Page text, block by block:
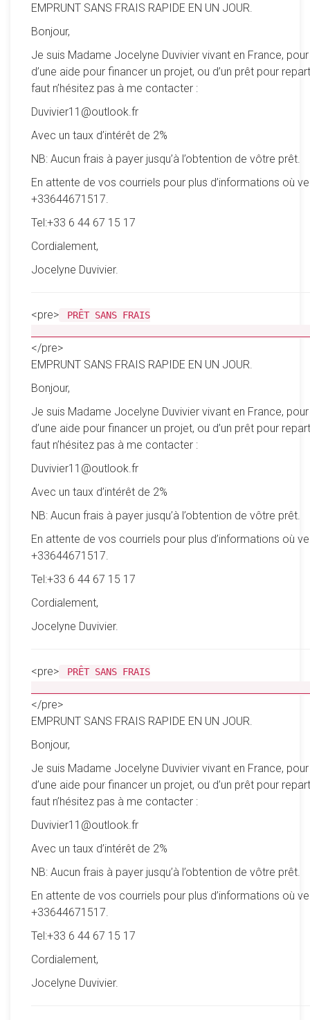
EMPRUNT SANS FRAIS RAPIDE EN UN JOUR.
Bonjour,
Je suis Madame Jocelyne Duvivier vivant en France,
d’une aide pour financer un projet, ou d’un prêt pour
faut n’hésitez pas à me contacter :
Duvivier11@outlook.fr
Avec un taux d’intérêt de 2%
NB: Aucun frais à payer jusqu’à l’obtention de vôtre prêt.
En attente de vos courriels pour plus d’informations où
+33644671517.
Tel:+33 6 44 67 15 17
Cordialement,
Jocelyne Duvivier.
<pre>
PRÊT SANS FRAIS
</pre>
EMPRUNT SANS FRAIS RAPIDE EN UN JOUR.
Bonjour,
Je suis Madame Jocelyne Duvivier vivant en France,
d’une aide pour financer un projet, ou d’un prêt pour
faut n’hésitez pas à me contacter :
Duvivier11@outlook.fr
Avec un taux d’intérêt de 2%
NB: Aucun frais à payer jusqu’à l’obtention de vôtre prêt.
En attente de vos courriels pour plus d’informations où
+33644671517.
Tel:+33 6 44 67 15 17
Cordialement,
Jocelyne Duvivier.
<pre>
PRÊT SANS FRAIS
</pre>
EMPRUNT SANS FRAIS RAPIDE EN UN JOUR.
Bonjour,
Je suis Madame Jocelyne Duvivier vivant en France,
d’une aide pour financer un projet, ou d’un prêt pour
faut n’hésitez pas à me contacter :
Duvivier11@outlook.fr
Avec un taux d’intérêt de 2%
NB: Aucun frais à payer jusqu’à l’obtention de vôtre prêt.
En attente de vos courriels pour plus d’informations où
+33644671517.
Tel:+33 6 44 67 15 17
Cordialement,
Jocelyne Duvivier.